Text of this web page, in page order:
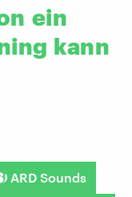
ein
kann
ARD Sounds